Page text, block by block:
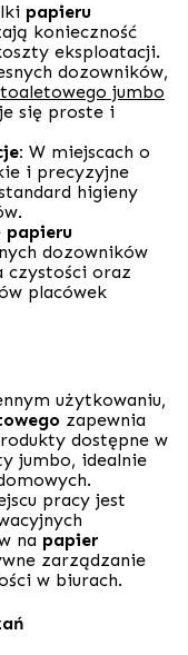
papieru
konieczność
eksploatacji.
dozowników,
jumbo
się proste i
W miejscach o
i precyzyjne
higieny
papieru
dozowników
czystości oraz
placówek
użytkowaniu,
zapewnia
dostępne w
jumbo, idealnie
pracy jest
na papier
zarządzanie
w biurach.